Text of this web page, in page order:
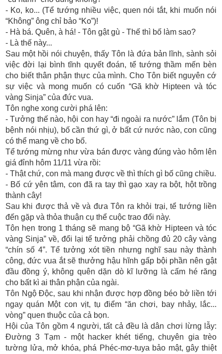
- Ko, ko... (Tể tướng nhiều việc, quen nói tắt, khi muốn nói
“Không” ông chỉ bảo “Ko”)!
- Hà bá. Quên, à há! - Tôn gật gù - Thế thì bố làm sao?
- Là thế này...
Sau một hồi nói chuyện, thấy Tôn là đứa bản lĩnh, sành sỏi
việc đời lại bình tĩnh quyết đoán, tể tướng thầm mến bèn
cho biết thân phận thực của mình. Cho Tôn biết nguyên cớ
sự việc và mong muốn có cuốn “Gã khờ Hipteen và tóc
vàng Sinja” của đức vua.
Tôn nghe xong cười phá lên:
- Tưởng thế nào, hội con hay “đi ngoài ra nước” lắm (Tôn bị
bệnh nói nhịu), bố cần thứ gì, ở bất cứ nước nào, con cũng
có thể mang về cho bố.
Tể tướng mừng như vừa bán được vàng đúng vào hôm lên
giá đỉnh hôm 11/11 vừa rồi:
- Thật chứ, con mà mang được về thì thích gì bố cũng chiều.
- Bố cứ yên tâm, con đã ra tay thì gạo xay ra bột, hột trồng
thành cây!
Sau khi được thả về và đưa Tôn ra khỏi trại, tể tướng liền
đến gặp và thỏa thuận cụ thể cuộc trao đổi này.
Tôn hẹn trong 1 tháng sẽ mang bộ “Gã khờ Hipteen và tóc
vàng Sinja” về, đổi lại tể tưởng phải chồng đủ 20 cây vàng
“chín số 4”. Tể tưởng xót tiền nhưng nghĩ sau này thành
công, đức vua ắt sẽ thưởng hậu hĩnh gấp bội phần nên gật
đầu đồng ý, không quên dặn dò kĩ lưỡng là cấm hé răng
cho bất kì ai thân phận của ngài.
Tôn Ngộ Độc, sau khi nhận được hợp đồng béo bở liền tới
ngay quán Một con vịt, tụ điểm “ăn chơi, bay nhảy, lắc...
vòng” quen thuộc của cả bọn.
Hội của Tôn gồm 4 người, tất cả đều là dân chơi lừng lẫy:
Đường 3 Tạm - một hacker khét tiếng, chuyên gia trèo
tường lửa, mở khóa, phá Phéc-mơ-tuya bảo mật, gây thiệt